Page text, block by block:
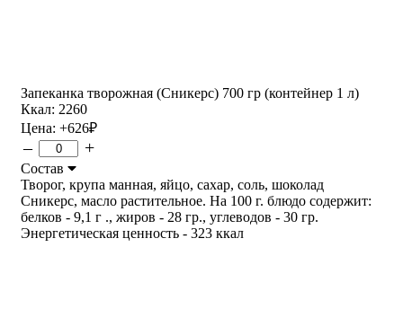
Запеканка творожная (Сникерс) 700 гр (контейнер 1 л)
Ккал: 2260
Цена: +626₽
– +
Состав
Творог, крупа манная, яйцо, сахар, соль, шоколад
Сникерс, масло растительное. На 100 г. блюдо содержит:
белков - 9,1 г ., жиров - 28 гр., углеводов - 30 гр.
Энергетическая ценность - 323 ккал